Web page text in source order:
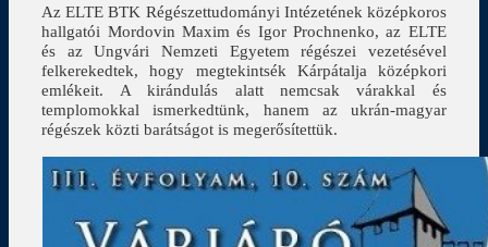
Az ELTE BTK Régészettudományi Intézetének középkoros
hallgatói Mordovin Maxim és Igor Prochnenko, az ELTE
és az Ungvári Nemzeti Egyetem régészei vezetésével
felkerekedtek, hogy megtekintsék Kárpátalja középkori
emlékeit. A kirándulás alatt nemcsak várakkal és
templomokkal ismerkedtünk, hanem az ukrán-magyar
régészek közti barátságot is megerősítettük.